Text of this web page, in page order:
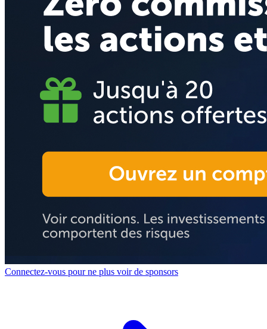
Connectez-vous pour ne plus voir de sponsors